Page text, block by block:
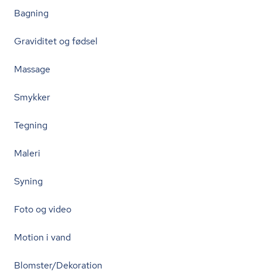
Bagning
Graviditet og fødsel
Massage
Smykker
Tegning
Maleri
Syning
Foto og video
Motion i vand
Blomster/Dekoration